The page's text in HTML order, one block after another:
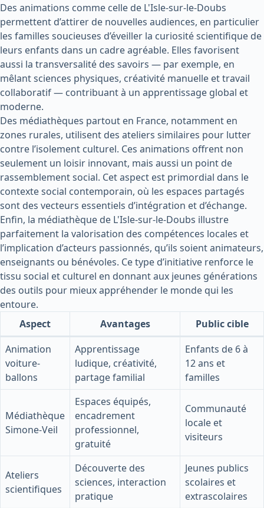
Des animations comme celle de L'Isle-sur-le-Doubs
permettent d’attirer de nouvelles audiences, en particulier
les familles soucieuses d’éveiller la curiosité scientifique de
leurs enfants dans un cadre agréable. Elles favorisent
aussi la transversalité des savoirs — par exemple, en
mêlant sciences physiques, créativité manuelle et travail
collaboratif — contribuant à un apprentissage global et
moderne.
Des médiathèques partout en France, notamment en
zones rurales, utilisent des ateliers similaires pour lutter
contre l’isolement culturel. Ces animations offrent non
seulement un loisir innovant, mais aussi un point de
rassemblement social. Cet aspect est primordial dans le
contexte social contemporain, où les espaces partagés
sont des vecteurs essentiels d’intégration et d’échange.
Enfin, la médiathèque de L'Isle-sur-le-Doubs illustre
parfaitement la valorisation des compétences locales et
l’implication d’acteurs passionnés, qu’ils soient animateurs,
enseignants ou bénévoles. Ce type d’initiative renforce le
tissu social et culturel en donnant aux jeunes générations
des outils pour mieux appréhender le monde qui les
entoure.
Aspect
Avantages
Public cible
Animation
voiture-
ballons
Apprentissage
ludique, créativité,
partage familial
Enfants de 6 à
12 ans et
familles
Médiathèque
Simone-Veil
Espaces équipés,
encadrement
professionnel,
gratuité
Communauté
locale et
visiteurs
Ateliers
scientifiques
Découverte des
sciences, interaction
pratique
Jeunes publics
scolaires et
extrascolaires